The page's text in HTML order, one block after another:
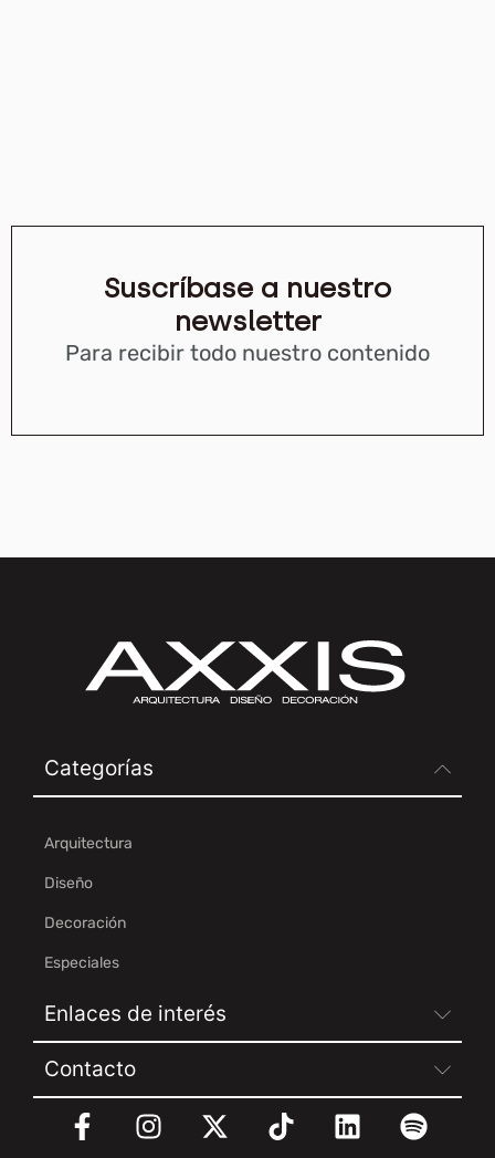
Suscríbase a nuestro
newsletter
Para recibir todo nuestro contenido
Categorías
Arquitectura
Diseño
Decoración
Especiales
Enlaces de interés
Contacto